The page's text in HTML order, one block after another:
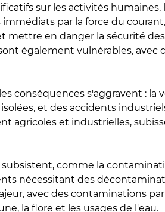
sur les activités
par la force du
mettre en danger la sécurité
également vulnérables, avec
conséquences s'aggravent : la
et des accidents
agricoles et industrielles,
comme la
nécessitant des
avec des contaminations
la flore et les usages de l'eau.